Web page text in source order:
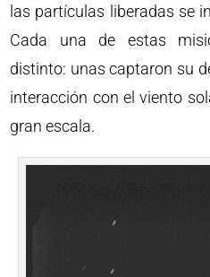
las partículas liberadas se
Cada una de estas
distinto: unas captaron su
interacción con el viento
gran escala.